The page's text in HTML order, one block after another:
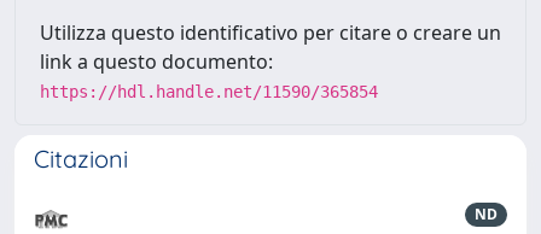
Utilizza questo identificativo per citare o creare un
link a questo documento:
https://hdl.handle.net/11590/365854
Citazioni
ND